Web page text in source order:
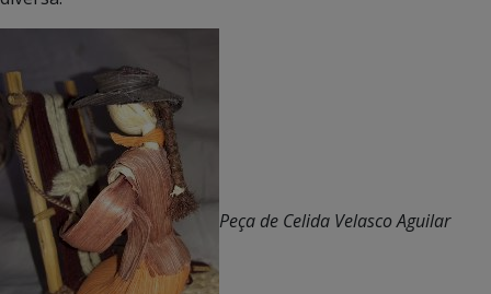
Peça de Celida Velasco Aguilar